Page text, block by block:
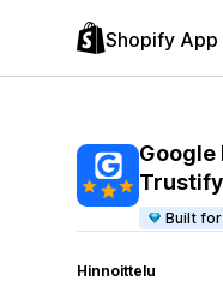
Shopify App
Google
Trustify
Built
Hinnoittelu